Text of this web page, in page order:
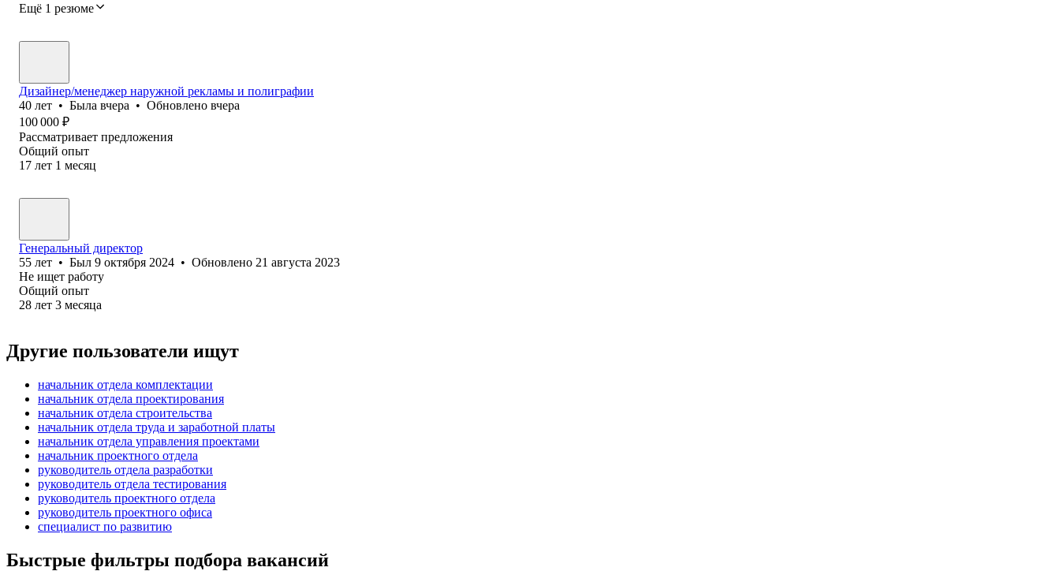
Ещё 1 резюме
Дизайнер/менеджер наружной рекламы и полиграфии
40 лет • Была вчера • Обновлено вчера
100 000 ₽
Рассматривает предложения
Общий опыт
17 лет 1 месяц
Генеральный директор
55 лет • Был 9 октября 2024 • Обновлено 21 августа 2023
Не ищет работу
Общий опыт
28 лет 3 месяца
Другие пользователи ищут
начальник отдела комплектации
начальник отдела проектирования
начальник отдела строительства
начальник отдела труда и заработной платы
начальник отдела управления проектами
начальник проектного отдела
руководитель отдела разработки
руководитель отдела тестирования
руководитель проектного отдела
руководитель проектного офиса
специалист по развитию
Быстрые фильтры подбора вакансий